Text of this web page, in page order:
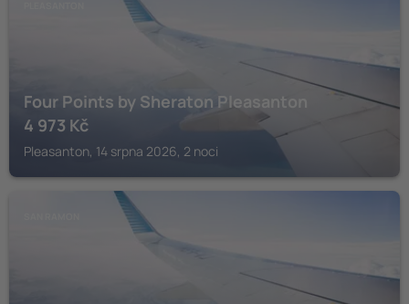
Four Points by Sheraton Pleasanton
4 973 Kč
Pleasanton, 14 srpna 2026, 2 noci